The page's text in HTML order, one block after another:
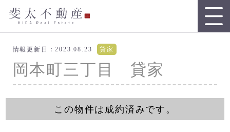
情報更新日：2023.08.23 貸家
岡本町三丁目 貸家
この物件は成約済みです。